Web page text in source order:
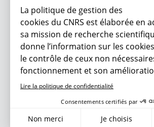
La politique de gestion des
cookies du CNRS est élaborée en
sa mission de recherche
donne l’information sur les
le contrôle de ceux non
fonctionnement et son
Lire la politique de confidentialité
Consentements certifiés par
Non merci Je choisis